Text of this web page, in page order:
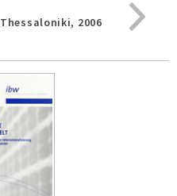
Thessaloniki, 2006